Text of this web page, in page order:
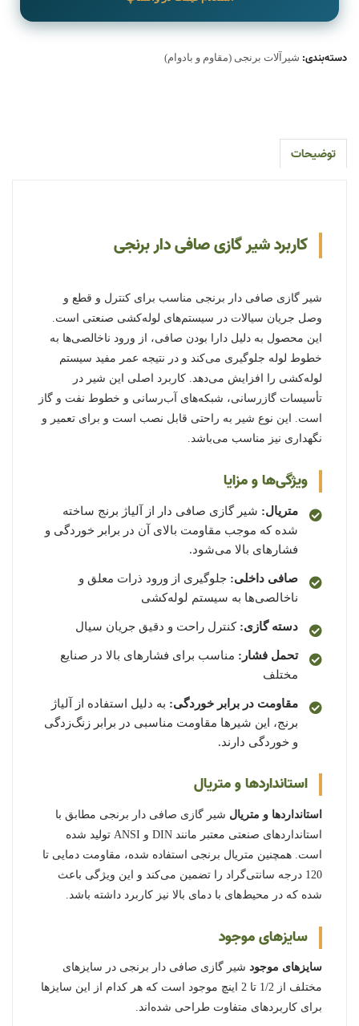
دسته‌بندی: شیرآلات برنجی (مقاوم و بادوام)
توضیحات
کاربرد شیر گازی صافی دار برنجی
شیر گازی صافی دار برنجی مناسب برای کنترل و قطع و
وصل جریان سیالات در سیستم‌های لوله‌کشی صنعتی است.
این محصول به دلیل دارا بودن صافی، از ورود ناخالصی‌ها به
خطوط لوله جلوگیری می‌کند و در نتیجه عمر مفید سیستم
لوله‌کشی را افزایش می‌دهد. کاربرد اصلی این شیر در
تأسیسات گازرسانی، شبکه‌های آب‌رسانی و خطوط نفت و گاز
است. این نوع شیر به راحتی قابل نصب است و برای تعمیر و
نگهداری نیز مناسب می‌باشد.
ویژگی‌ها و مزایا
متریال: شیر گازی صافی دار از آلیاژ برنج ساخته
شده که موجب مقاومت بالای آن در برابر خوردگی و
فشارهای بالا می‌شود.
صافی داخلی: جلوگیری از ورود ذرات معلق و
ناخالصی‌ها به سیستم لوله‌کشی
دسته گازی: کنترل راحت و دقیق جریان سیال
تحمل فشار: مناسب برای فشارهای بالا در صنایع
مختلف
مقاومت در برابر خوردگی: به دلیل استفاده از آلیاژ
برنج، این شیرها مقاومت مناسبی در برابر زنگ‌زدگی
و خوردگی دارند.
استانداردها و متریال
استانداردها و متریال شیر گازی صافی دار برنجی مطابق با
استانداردهای صنعتی معتبر مانند DIN و ANSI تولید شده
است. همچنین متریال برنجی استفاده شده، مقاومت دمایی تا
120 درجه سانتی‌گراد را تضمین می‌کند و این ویژگی باعث
شده که در محیط‌های با دمای بالا نیز کاربرد داشته باشد.
سایزهای موجود
سایزهای موجود شیر گازی صافی دار برنجی در سایزهای
مختلف از 1/2 تا 2 اینچ موجود است که هر کدام از این سایزها
برای کاربردهای متفاوت طراحی شده‌اند.